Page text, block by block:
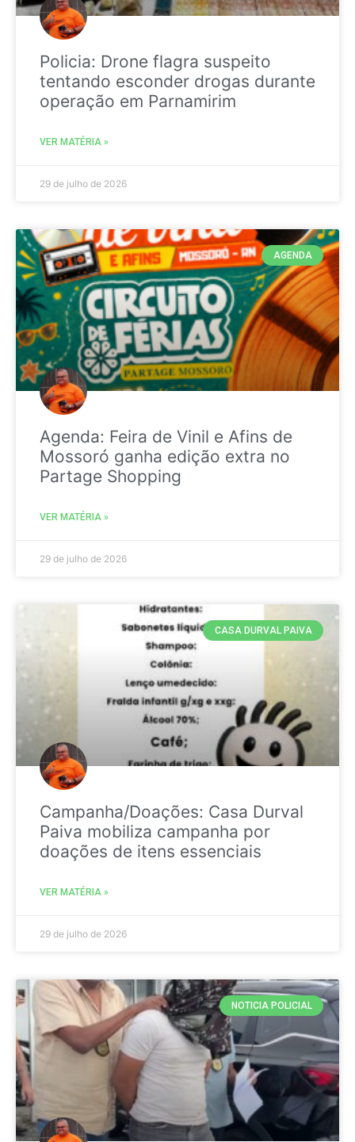
Policia: Drone flagra suspeito
tentando esconder drogas durante
operação em Parnamirim
VER MATÉRIA »
29 de julho de 2026
AGENDA
Agenda: Feira de Vinil e Afins de
Mossoró ganha edição extra no
Partage Shopping
VER MATÉRIA »
29 de julho de 2026
CASA DURVAL PAIVA
Campanha/Doações: Casa Durval
Paiva mobiliza campanha por
doações de itens essenciais
VER MATÉRIA »
29 de julho de 2026
NOTICIA POLICIAL